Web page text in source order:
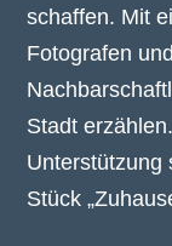
schaffen. Mit
Fotografen
Stadt
Unterstützung
Stück